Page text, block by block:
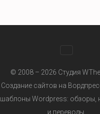
© 2008 – 2026 Студия
Создание сайтов на
шаблоны Wordpress: обзоры,
и переводы.